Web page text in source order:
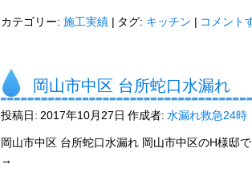
カテゴリー: 施工実績 | タグ: キッチン | コメント
岡山市中区 台所蛇口水漏れ
投稿日: 2017年10月27日 作成者: 水漏れ救急24時
岡山市中区 台所蛇口水漏れ 岡山市中区のH様邸
→